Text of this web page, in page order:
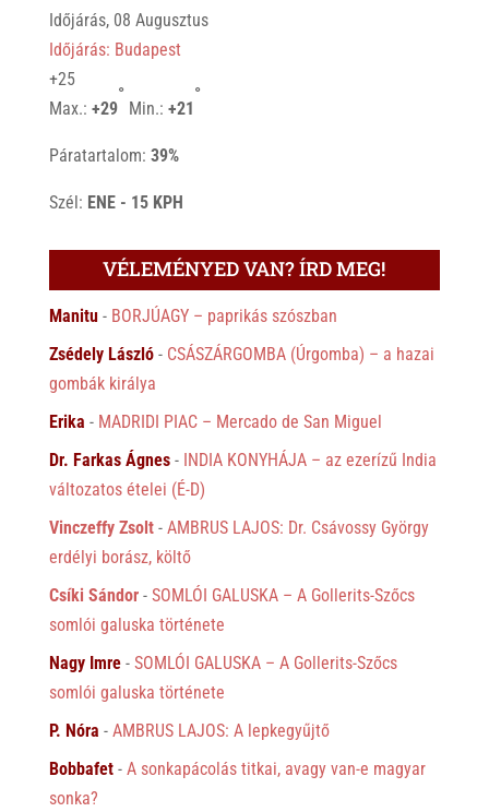
Időjárás, 08 Augusztus
Időjárás: Budapest
+25
Max.: +29
°
Min.: +21
°
Páratartalom: 39%
Szél: ENE - 15 KPH
VÉLEMÉNYED VAN? ÍRD MEG!
Manitu- BORJÚAGY – paprikás szószban
Zsédely László- CSÁSZÁRGOMBA (Úrgomba) – a hazai
gombák királya
Erika - MADRIDI PIAC – Mercado de San Miguel
Dr. Farkas Ágnes- INDIA KONYHÁJA – az ezerízű India
változatos ételei (É-D)
Vinczeffy Zsolt- AMBRUS LAJOS: Dr. Csávossy György
erdélyi borász, költő
Csíki Sándor- SOMLÓI GALUSKA – A Gollerits-Szőcs
somlói galuska története
Nagy Imre- SOMLÓI GALUSKA – A Gollerits-Szőcs
somlói galuska története
P. Nóra - AMBRUS LAJOS: A lepkegyűjtő
Bobbafet- A sonkapácolás titkai, avagy van-e magyar
sonka?